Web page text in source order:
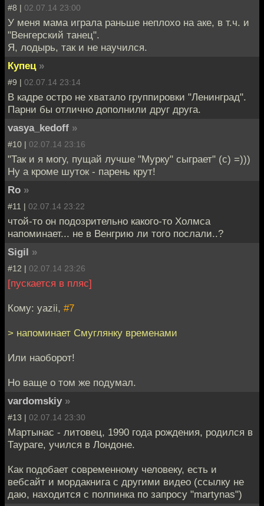
#8 | 02.07.14 23:00
У меня мама играла раньше неплохо на аке, в т.ч. и
"Венгерский танец".
Я, лодырь, так и не научился.
Купец »
#9 | 02.07.14 23:14
В кадре остро не хватало группировки "Ленинград".
Парни бы отлично дополнили друг друга.
vasya_kedoff »
#10 | 02.07.14 23:16
"Так и я могу, пущай лучше "Мурку" сыграет" (c) =)))
Ну а кроме шуток - парень крут!
Ro »
#11 | 02.07.14 23:22
чтой-то он подозрительно какого-то Холмса
напоминает... не в Венгрию ли того послали..?
Sigil »
#12 | 02.07.14 23:26
[пускается в пляс]
Кому: yazii, #7
> напоминает Смуглянку временами
Или наоборот!
Но ваще о том же подумал.
vardomskiy »
#13 | 02.07.14 23:30
Мартынас - литовец, 1990 года рождения, родился в
Таураге, учился в Лондоне.
Как подобает современному человеку, есть и
вебсайт и мордакнига с другими видео (ссылку не
даю, находится с полпинка по запросу "martynas")